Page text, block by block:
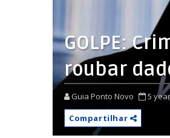
GOLPE:
roubar
Guia Ponto Novo 5
Compartilhar